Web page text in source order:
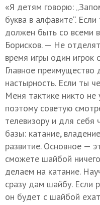
«Я детям говорю:
буква в алфавите“.
должен быть со всеми
Борисков. — Не
время игры один игрок
Главное преимущество
настырность. Если ты
Меня тактике никто не
поэтому советую
телевизору и для себя
базы: катание,
развитие. Основное —
сможете шайбой
делаем на катание.
сразу дам шайбу. Если
он будет с шайбой